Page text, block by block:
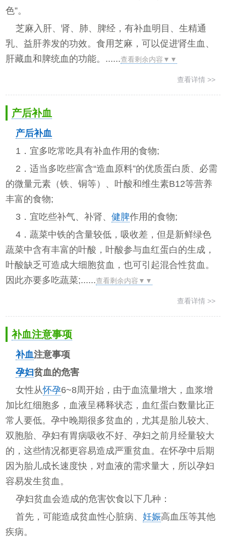
色”。
芝麻入肝、肾、肺、脾经，有补血明目、生精通
乳、益肝养发的功效。食用芝麻，可以促进肾生血、
肝藏血和脾统血的功能。......查看剩余内容▼▼
查看详情 >>
产后补血
产后补血
1．宜多吃常吃具有补血作用的食物;
2．适当多吃些富含“造血原料”的优质蛋白质、必需
的微量元素（铁、铜等）、叶酸和维生素B12等营养
丰富的食物;
3．宜吃些补气、补肾、健脾作用的食物;
4．蔬菜中铁的含量较低，吸收差，但是新鲜绿色
蔬菜中含有丰富的叶酸，叶酸参与血红蛋白的生成，
叶酸缺乏可造成大细胞贫血，也可引起混合性贫血。
因此亦要多吃蔬菜;......查看剩余内容▼▼
查看详情 >>
补血注意事项
补血注意事项
孕妇贫血的危害
女性从怀孕6~8周开始，由于血流量增大，血浆增
加比红细胞多，血液呈稀释状态，血红蛋白数量比正
常人要低。孕中晚期很多贫血的，尤其是胎儿较大、
双胞胎、孕妇有胃病吸收不好、孕妇之前月经量较大
的，这些情况都更容易造成严重贫血。在怀孕中后期
因为胎儿成长速度快，对血液的需求量大，所以孕妇
容易发生贫血。
孕妇贫血会造成的危害饮食以下几种：
首先，可能造成贫血性心脏病、妊娠高血压等其他
疾病。